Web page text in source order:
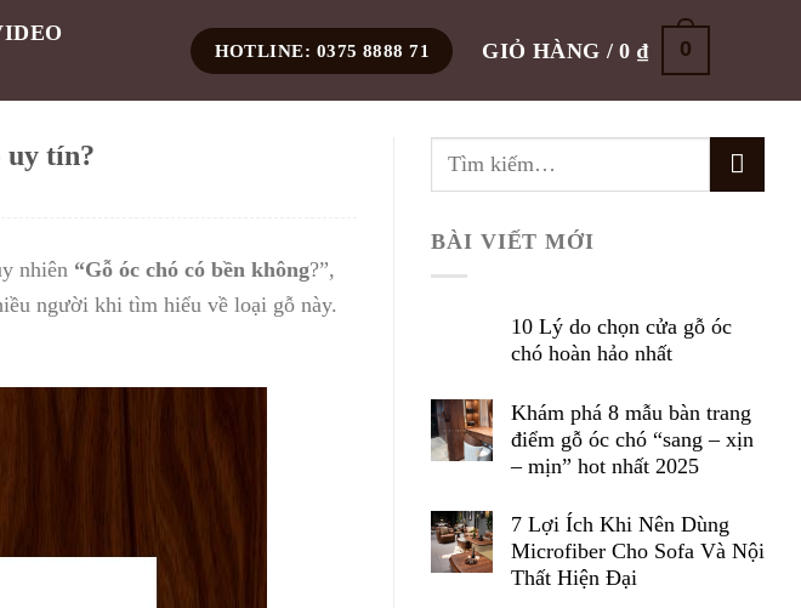
HOTLINE: 0375 8888 71 GIỎ HÀNG /0₫ 0
uy tín?
nhiên “Gỗ óc chó có bền không?”,
người khi tìm hiểu về loại gỗ này.
BÀI VIẾT MỚI
10 Lý do chọn cửa gỗ óc
chó hoàn hảo nhất
Khám phá 8 mẫu bàn trang
điểm gỗ óc chó “sang – xịn
– mịn” hot nhất 2025
7 Lợi Ích Khi Nên Dùng
Microfiber Cho Sofa Và Nội
Thất Hiện Đại